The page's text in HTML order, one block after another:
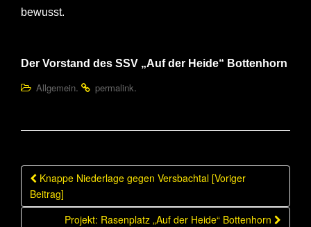
bewusst.
Der Vorstand des SSV „Auf der Heide“ Bottenhorn
Allgemein. permalink.
Beitragsnavigation
Knappe Niederlage gegen Versbachtal [Voriger
Beitrag]
Projekt: Rasenplatz „Auf der Heide“ Bottenhorn